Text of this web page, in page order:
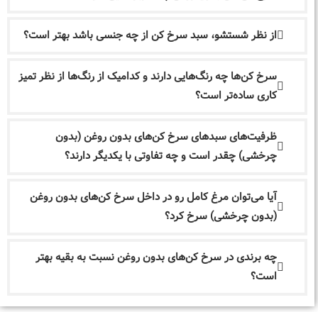
از نظر شستشو، سبد سرخ کن از چه جنسی باشد بهتر است؟
سرخ کن‌ها چه رنگ‌هایی دارند و کدامیک از رنگ‌ها از نظر تمیز
کاری ساده‌تر است؟
ظرفیت‌های سبدهای سرخ کن‌های بدون روغن (بدون
چرخشی) چقدر است و چه تفاوتی با یکدیگر دارند؟
آیا می‌توان مرغ کامل رو در داخل سرخ کن‌های بدون روغن
(بدون چرخشی) سرخ کرد؟
چه برندی در سرخ کن‌های بدون روغن نسبت به بقیه بهتر
است؟